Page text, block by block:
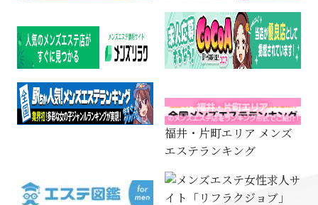
福井・片町エリア メンズ
エステランキング